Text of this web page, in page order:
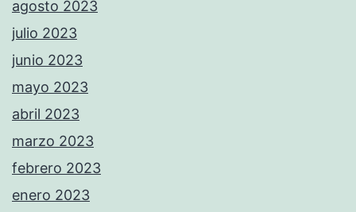
agosto 2023
julio 2023
junio 2023
mayo 2023
abril 2023
marzo 2023
febrero 2023
enero 2023